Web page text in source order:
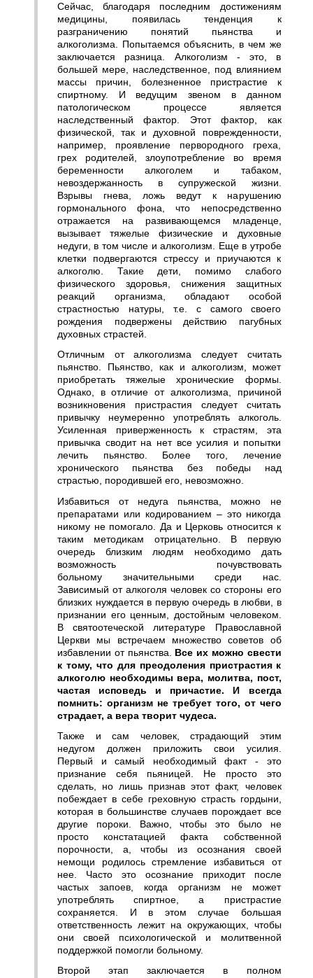
Сейчас, благодаря последним достижениям
медицины, появилась тенденция к
разграничению понятий пьянства и
алкоголизма. Попытаемся объяснить, в чем же
заключается разница. Алкоголизм - это, в
большей мере, наследственное, под влиянием
массы причин, болезненное пристрастие к
спиртному. И ведущим звеном в данном
патологическом процессе является
наследственный фактор. Этот фактор, как
физической, так и духовной поврежденности,
например, проявление первородного греха,
грех родителей, злоупотребление во время
беременности алкоголем и табаком,
невоздержанность в супружеской жизни.
Взрывы гнева, ложь ведут к нарушению
гормонального фона, что непосредственно
отражается на развивающемся младенце,
вызывает тяжелые физические и духовные
недуги, в том числе и алкоголизм. Еще в утробе
клетки подвергаются стрессу и приучаются к
алкоголю. Такие дети, помимо слабого
физического здоровья, снижения защитных
реакций организма, обладают особой
страстностью натуры, т.е. с самого своего
рождения подвержены действию пагубных
духовных страстей.
Отличным от алкоголизма следует считать
пьянство. Пьянство, как и алкоголизм, может
приобретать тяжелые хронические формы.
Однако, в отличие от алкоголизма, причиной
возникновения пристрастия следует считать
привычку неумеренно употреблять алкоголь.
Усиленная приверженность к страстям, эта
привычка сводит на нет все усилия и попытки
лечить пьянство. Более того, лечение
хронического пьянства без победы над
страстью, породившей его, невозможно.
Избавиться от недуга пьянства, можно не
препаратами или кодированием – это никогда
никому не помогало. Да и Церковь относится к
таким методикам отрицательно. В первую
очередь близким людям необходимо дать
возможность почувствовать
больному значительными среди нас.
Зависимый от алкоголя человек со стороны его
близких нуждается в первую очередь в любви, в
признании его ценным, достойным человеком.
В святоотеческой литературе Православной
Церкви мы встречаем множество советов об
избавлении от пьянства. Все их можно свести
к тому, что для преодоления пристрастия к
алкоголю необходимы вера, молитва, пост,
частая исповедь и причастие. И всегда
помнить: организм не требует того, от чего
страдает, а вера творит чудеса.
Также и сам человек, страдающий этим
недугом должен приложить свои усилия.
Первый и самый необходимый факт - это
признание себя пьяницей. Не просто это
сделать, но лишь признав этот факт, человек
побеждает в себе греховную страсть гордыни,
которая в большинстве случаев порождает все
другие пороки. Важно, чтобы это было не
просто констатацией факта собственной
порочности, а, чтобы из осознания своей
немощи родилось стремление избавиться от
нее. Часто это осознание приходит после
частых запоев, когда организм не может
употреблять спиртное, а пристрастие
сохраняется. И в этом случае большая
ответственность лежит на окружающих, чтобы
они своей психологической и молитвенной
поддержкой помогли больному.
Второй этап заключается в полном